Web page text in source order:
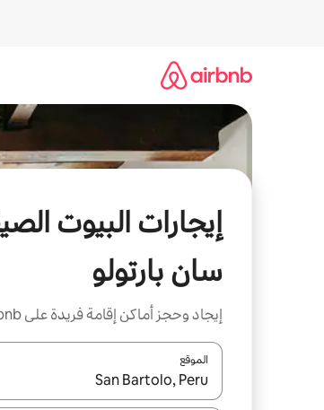
إيجارات البيوت
سان بارتولو
إيجاد وحجز أماكن إقامة فريدة على Airbnb
الموقع
عند توفر النتائج، انتقل باستخدام